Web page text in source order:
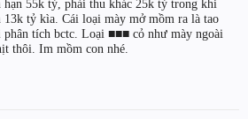
hạn 55k tỷ, phải thu khác 25k tỷ trong khi
13k tỷ kìa. Cái loại mày mở mồm ra là tao
tích bctc. Loại ■■■ cỏ như mày ngoài
thôi. Im mồm con nhé.